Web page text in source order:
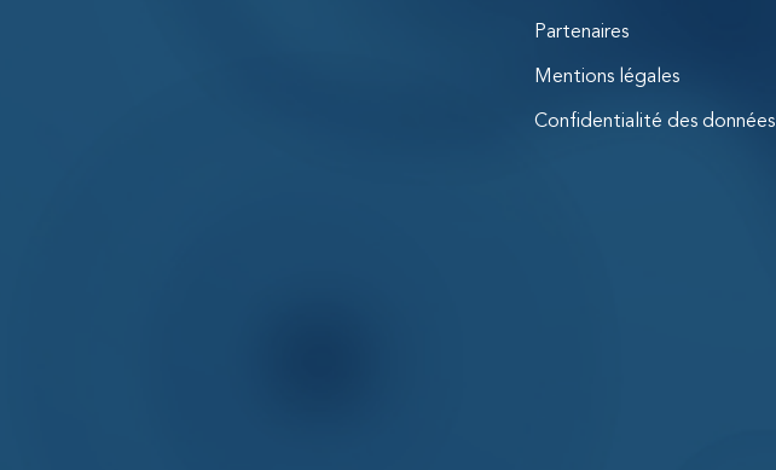
Partenaires
Mentions légales
Confidentialité des données